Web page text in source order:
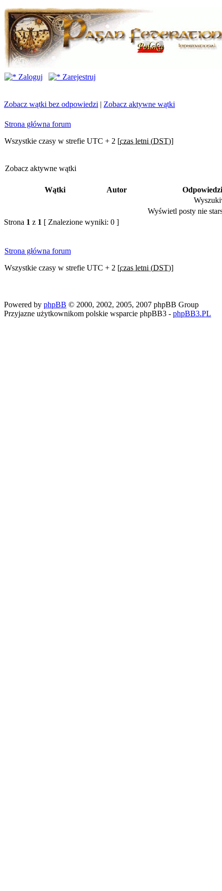
Zaloguj Zarejestruj
Zobacz wątki bez odpowiedzi | Zobacz aktywne wątki
Strona główna forum
Wszystkie czasy w strefie UTC + 2 [czas letni (DST)]
Zobacz aktywne wątki
Wątki Autor
Wyświetl posty nie
Strona 1 z 1 [ Znalezione wyniki: 0 ]
Strona główna forum
Wszystkie czasy w strefie UTC + 2 [czas letni (DST)]
Powered by phpBB © 2000, 2002, 2005, 2007 phpBB Group
Przyjazne użytkownikom polskie wsparcie phpBB3 - phpBB3.PL